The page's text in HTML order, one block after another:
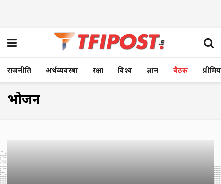
राजनीति अर्थव्यवस्था रक्षा विश्व ज्ञान बैठक
भोजन